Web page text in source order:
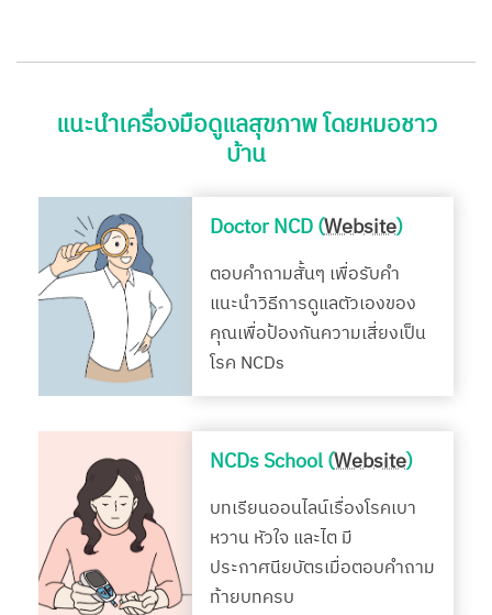
แนะนำเครื่องมือดูแลสุขภาพ โดยหมอชาว
บ้าน
Doctor NCD (Website)
ตอบคำถามสั้นๆ เพื่อรับคำ
แนะนำวิธีการดูแลตัวเองของ
คุณเพื่อป้องกันความเสี่ยงเป็น
โรค NCDs
NCDs School (Website)
บทเรียนออนไลน์เรื่องโรคเบา
หวาน หัวใจ และไต มี
ประกาศนียบัตรเมื่อตอบคำถาม
ท้ายบทครบ